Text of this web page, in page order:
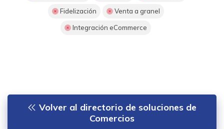
Fidelización Venta a granel
Integración eCommerce
Volver al directorio de soluciones de
Comercios